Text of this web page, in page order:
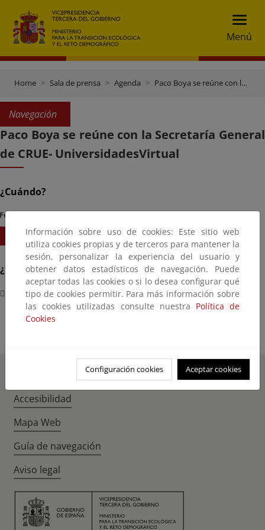
Menú
Home Sala de prensa Agenda Paco Boya se reúne con la Secretaría General de CRUE- UniversidadesVirtual
Navegación
Paco Boya se reúne con la Secretaría General
de CRUE- UniversidadesVirtual
¿Cuándo?
Fecha Inicio
16/02/2024
Hora
10:30
¿Dónde?
Virtual
Información sobre uso de cookies: Este sitio web
utiliza cookies propias y de terceros para mantener la
sesión, personalizar la experiencia del usuario y
obtener datos estadísticos de navegación. Puede
aceptar todas las cookies o si lo desea configurar qué
tipo de cookies permitir. Para más información sobre
las cookies utilizadas consulte nuestra Política de
Cookies
Configuración cookies Aceptar cookies
Accesibilidad
Mapa Web
Guía de navegación
Aviso legal